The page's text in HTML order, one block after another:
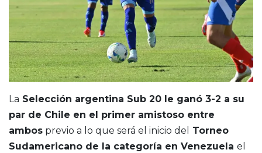
La Selección argentina Sub 20 le ganó 3-2 a su
par de Chile en el primer amistoso entre
ambos previo a lo que será el inicio del
Torneo
Sudamericano de la categoría en Venezuela el